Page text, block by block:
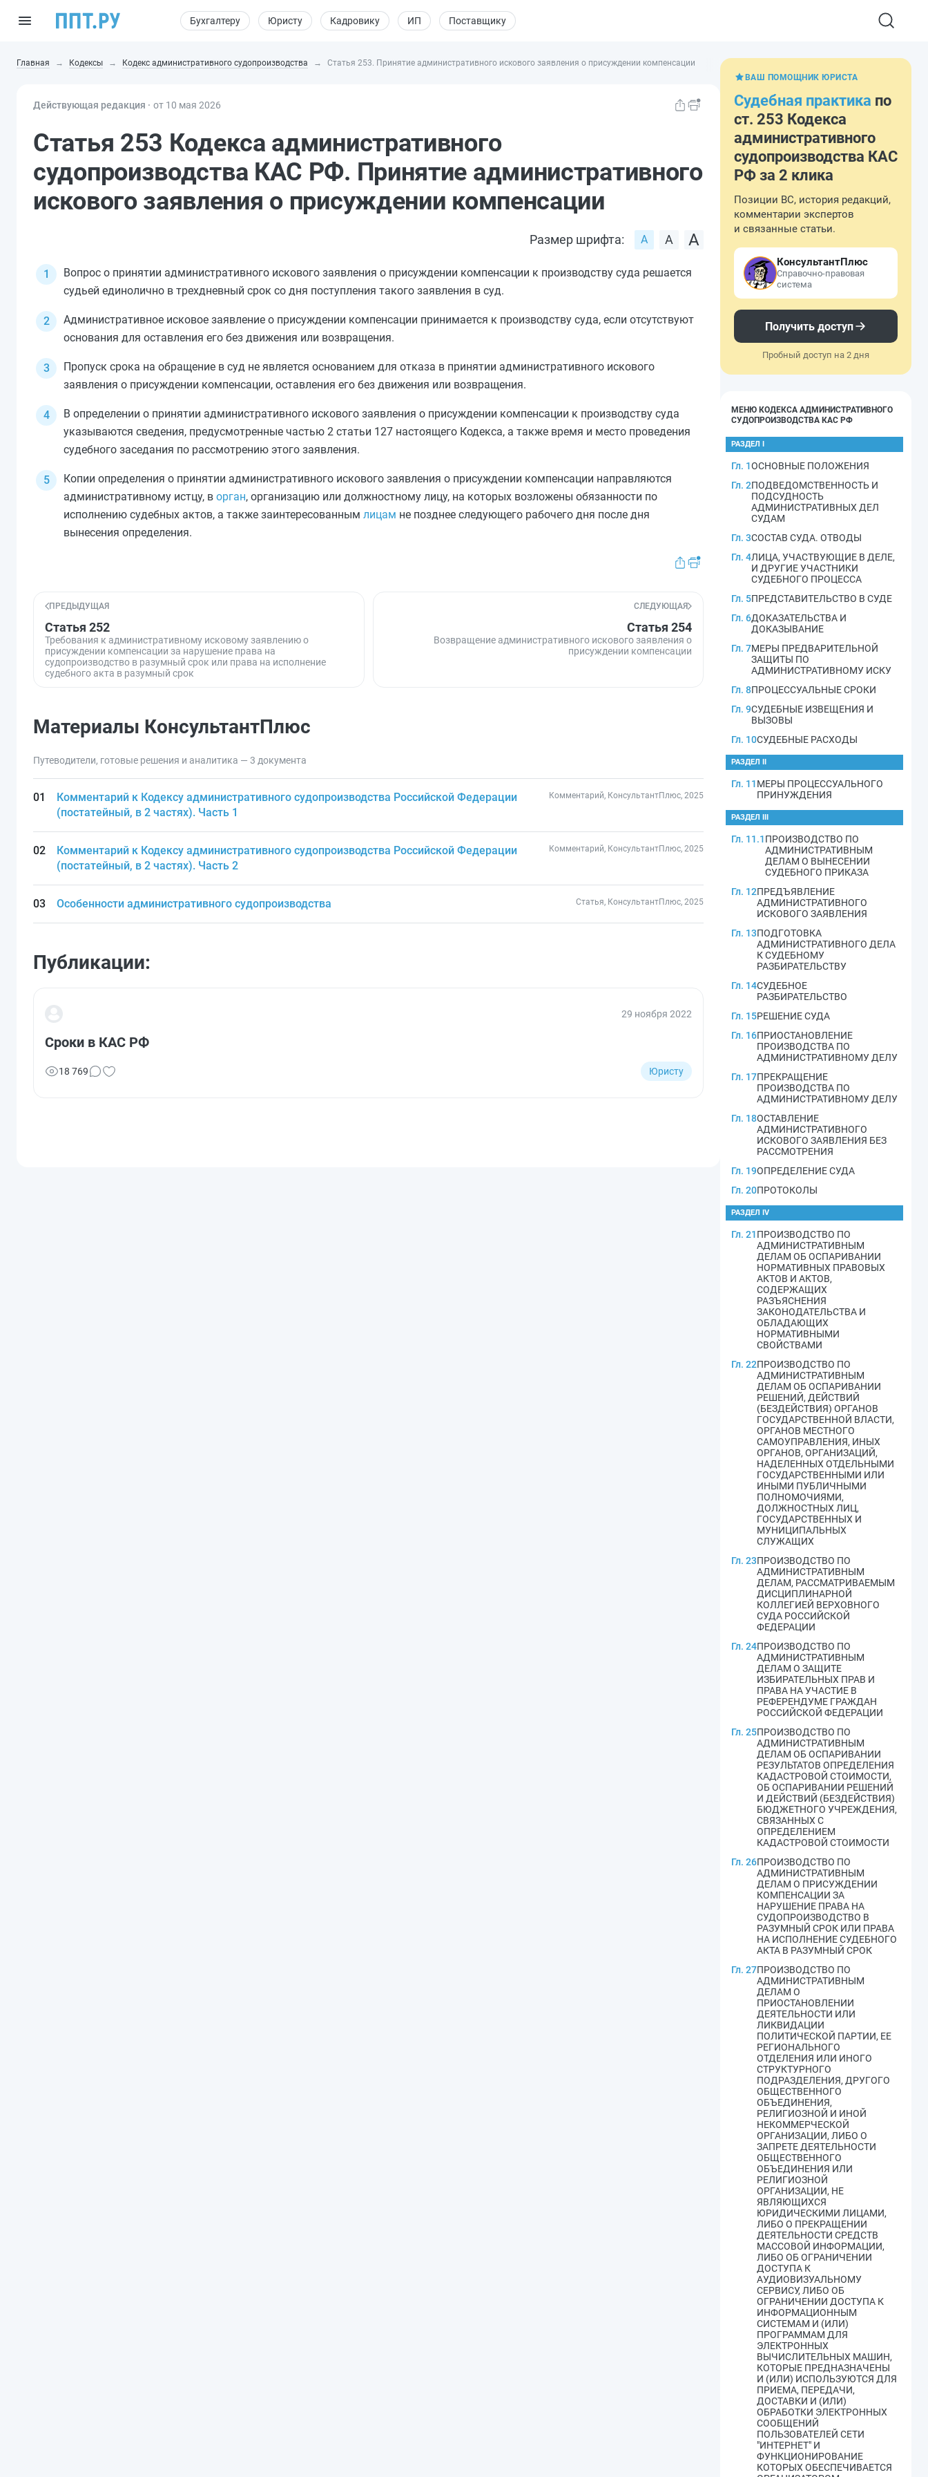
Бухгалтеру Юристу Кадровику ИП Поставщику
Главная Кодексы Кодекс административного судопроизводства Статья 253. Принятие административного искового заявления о присуждении компенсации
Действующая редакция ⸱ от 10 мая 2026
Статья 253 Кодекса административного
судопроизводства КАС РФ. Принятие административного
искового заявления о присуждении компенсации
Размер шрифта:
Вопрос о принятии административного искового заявления о присуждении компенсации к производству суда решается
судьей единолично в трехдневный срок со дня поступления такого заявления в суд.
Административное исковое заявление о присуждении компенсации принимается к производству суда, если отсутствуют
основания для оставления его без движения или возвращения.
Пропуск срока на обращение в суд не является основанием для отказа в принятии административного искового
заявления о присуждении компенсации, оставления его без движения или возвращения.
В определении о принятии административного искового заявления о присуждении компенсации к производству суда
указываются сведения, предусмотренные частью 2 статьи 127 настоящего Кодекса, а также время и место проведения
судебного заседания по рассмотрению этого заявления.
Копии определения о принятии административного искового заявления о присуждении компенсации направляются
административному истцу, в орган, организацию или должностному лицу, на которых возложены обязанности по
исполнению судебных актов, а также заинтересованным лицам не позднее следующего рабочего дня после дня
вынесения определения.
ПРЕДЫДУЩАЯ
Статья 252
Требования к административному исковому заявлению о
присуждении компенсации за нарушение права на
судопроизводство в разумный срок или права на исполнение
судебного акта в разумный срок
СЛЕДУЮЩАЯ
Статья 254
Возвращение административного искового заявления о
присуждении компенсации
Материалы КонсультантПлюс
Путеводители, готовые решения и аналитика — 3 документа
Комментарий к Кодексу административного судопроизводства Российской Федерации
(постатейный, в 2 частях). Часть 1
Комментарий, КонсультантПлюс, 2025
Комментарий к Кодексу административного судопроизводства Российской Федерации
(постатейный, в 2 частях). Часть 2
Комментарий, КонсультантПлюс, 2025
Особенности административного судопроизводства Статья, КонсультантПлюс, 2025
Публикации:
29 ноября 2022
Сроки в КАС РФ
Юристу
18 769
ВАШ ПОМОЩНИК ЮРИСТА
Судебная практика по
ст. 253 Кодекса
административного
судопроизводства КАС
РФ за 2 клика
Позиции ВС, история редакций,
комментарии экспертов
и связанные статьи.
КонсультантПлюс
Справочно-правовая
система
Получить доступ
Пробный доступ на 2 дня
МЕНЮ КОДЕКСА АДМИНИСТРАТИВНОГО
СУДОПРОИЗВОДСТВА КАС РФ
РАЗДЕЛ I
Гл. 1ОСНОВНЫЕ ПОЛОЖЕНИЯ
Гл. 2ПОДВЕДОМСТВЕННОСТЬ И
ПОДСУДНОСТЬ
АДМИНИСТРАТИВНЫХ ДЕЛ
СУДАМ
Гл. 3СОСТАВ СУДА. ОТВОДЫ
Гл. 4ЛИЦА, УЧАСТВУЮЩИЕ В ДЕЛЕ,
И ДРУГИЕ УЧАСТНИКИ
СУДЕБНОГО ПРОЦЕССА
Гл. 5ПРЕДСТАВИТЕЛЬСТВО В СУДЕ
Гл. 6ДОКАЗАТЕЛЬСТВА И
ДОКАЗЫВАНИЕ
Гл. 7МЕРЫ ПРЕДВАРИТЕЛЬНОЙ
ЗАЩИТЫ ПО
АДМИНИСТРАТИВНОМУ ИСКУ
Гл. 8ПРОЦЕССУАЛЬНЫЕ СРОКИ
Гл. 9СУДЕБНЫЕ ИЗВЕЩЕНИЯ И
ВЫЗОВЫ
Гл. 10СУДЕБНЫЕ РАСХОДЫ
РАЗДЕЛ II
Гл. 11МЕРЫ ПРОЦЕССУАЛЬНОГО
ПРИНУЖДЕНИЯ
РАЗДЕЛ III
Гл. 11.1ПРОИЗВОДСТВО ПО
АДМИНИСТРАТИВНЫМ
ДЕЛАМ О ВЫНЕСЕНИИ
СУДЕБНОГО ПРИКАЗА
Гл. 12ПРЕДЪЯВЛЕНИЕ
АДМИНИСТРАТИВНОГО
ИСКОВОГО ЗАЯВЛЕНИЯ
Гл. 13ПОДГОТОВКА
АДМИНИСТРАТИВНОГО ДЕЛА
К СУДЕБНОМУ
РАЗБИРАТЕЛЬСТВУ
Гл. 14СУДЕБНОЕ
РАЗБИРАТЕЛЬСТВО
Гл. 15РЕШЕНИЕ СУДА
Гл. 16ПРИОСТАНОВЛЕНИЕ
ПРОИЗВОДСТВА ПО
АДМИНИСТРАТИВНОМУ ДЕЛУ
Гл. 17ПРЕКРАЩЕНИЕ
ПРОИЗВОДСТВА ПО
АДМИНИСТРАТИВНОМУ ДЕЛУ
Гл. 18ОСТАВЛЕНИЕ
АДМИНИСТРАТИВНОГО
ИСКОВОГО ЗАЯВЛЕНИЯ БЕЗ
РАССМОТРЕНИЯ
Гл. 19ОПРЕДЕЛЕНИЕ СУДА
Гл. 20ПРОТОКОЛЫ
РАЗДЕЛ IV
Гл. 21ПРОИЗВОДСТВО ПО
АДМИНИСТРАТИВНЫМ
ДЕЛАМ ОБ ОСПАРИВАНИИ
НОРМАТИВНЫХ ПРАВОВЫХ
АКТОВ И АКТОВ,
СОДЕРЖАЩИХ
РАЗЪЯСНЕНИЯ
ЗАКОНОДАТЕЛЬСТВА И
ОБЛАДАЮЩИХ
НОРМАТИВНЫМИ
СВОЙСТВАМИ
Гл. 22ПРОИЗВОДСТВО ПО
АДМИНИСТРАТИВНЫМ
ДЕЛАМ ОБ ОСПАРИВАНИИ
РЕШЕНИЙ, ДЕЙСТВИЙ
(БЕЗДЕЙСТВИЯ) ОРГАНОВ
ГОСУДАРСТВЕННОЙ ВЛАСТИ,
ОРГАНОВ МЕСТНОГО
САМОУПРАВЛЕНИЯ, ИНЫХ
ОРГАНОВ, ОРГАНИЗАЦИЙ,
НАДЕЛЕННЫХ ОТДЕЛЬНЫМИ
ГОСУДАРСТВЕННЫМИ ИЛИ
ИНЫМИ ПУБЛИЧНЫМИ
ПОЛНОМОЧИЯМИ,
ДОЛЖНОСТНЫХ ЛИЦ,
ГОСУДАРСТВЕННЫХ И
МУНИЦИПАЛЬНЫХ
СЛУЖАЩИХ
Гл. 23ПРОИЗВОДСТВО ПО
АДМИНИСТРАТИВНЫМ
ДЕЛАМ, РАССМАТРИВАЕМЫМ
ДИСЦИПЛИНАРНОЙ
КОЛЛЕГИЕЙ ВЕРХОВНОГО
СУДА РОССИЙСКОЙ
ФЕДЕРАЦИИ
Гл. 24ПРОИЗВОДСТВО ПО
АДМИНИСТРАТИВНЫМ
ДЕЛАМ О ЗАЩИТЕ
ИЗБИРАТЕЛЬНЫХ ПРАВ И
ПРАВА НА УЧАСТИЕ В
РЕФЕРЕНДУМЕ ГРАЖДАН
РОССИЙСКОЙ ФЕДЕРАЦИИ
Гл. 25ПРОИЗВОДСТВО ПО
АДМИНИСТРАТИВНЫМ
ДЕЛАМ ОБ ОСПАРИВАНИИ
РЕЗУЛЬТАТОВ ОПРЕДЕЛЕНИЯ
КАДАСТРОВОЙ СТОИМОСТИ,
ОБ ОСПАРИВАНИИ РЕШЕНИЙ
И ДЕЙСТВИЙ (БЕЗДЕЙСТВИЯ)
БЮДЖЕТНОГО УЧРЕЖДЕНИЯ,
СВЯЗАННЫХ С
ОПРЕДЕЛЕНИЕМ
КАДАСТРОВОЙ СТОИМОСТИ
Гл. 26ПРОИЗВОДСТВО ПО
АДМИНИСТРАТИВНЫМ
ДЕЛАМ О ПРИСУЖДЕНИИ
КОМПЕНСАЦИИ ЗА
НАРУШЕНИЕ ПРАВА НА
СУДОПРОИЗВОДСТВО В
РАЗУМНЫЙ СРОК ИЛИ ПРАВА
НА ИСПОЛНЕНИЕ СУДЕБНОГО
АКТА В РАЗУМНЫЙ СРОК
Гл. 27ПРОИЗВОДСТВО ПО
АДМИНИСТРАТИВНЫМ
ДЕЛАМ О
ПРИОСТАНОВЛЕНИИ
ДЕЯТЕЛЬНОСТИ ИЛИ
ЛИКВИДАЦИИ
ПОЛИТИЧЕСКОЙ ПАРТИИ, ЕЕ
РЕГИОНАЛЬНОГО
ОТДЕЛЕНИЯ ИЛИ ИНОГО
СТРУКТУРНОГО
ПОДРАЗДЕЛЕНИЯ, ДРУГОГО
ОБЩЕСТВЕННОГО
ОБЪЕДИНЕНИЯ,
РЕЛИГИОЗНОЙ И ИНОЙ
НЕКОММЕРЧЕСКОЙ
ОРГАНИЗАЦИИ, ЛИБО О
ЗАПРЕТЕ ДЕЯТЕЛЬНОСТИ
ОБЩЕСТВЕННОГО
ОБЪЕДИНЕНИЯ ИЛИ
РЕЛИГИОЗНОЙ
ОРГАНИЗАЦИИ, НЕ
ЯВЛЯЮЩИХСЯ
ЮРИДИЧЕСКИМИ ЛИЦАМИ,
ЛИБО О ПРЕКРАЩЕНИИ
ДЕЯТЕЛЬНОСТИ СРЕДСТВ
МАССОВОЙ ИНФОРМАЦИИ,
ЛИБО ОБ ОГРАНИЧЕНИИ
ДОСТУПА К
АУДИОВИЗУАЛЬНОМУ
СЕРВИСУ, ЛИБО ОБ
ОГРАНИЧЕНИИ ДОСТУПА К
ИНФОРМАЦИОННЫМ
СИСТЕМАМ И (ИЛИ)
ПРОГРАММАМ ДЛЯ
ЭЛЕКТРОННЫХ
ВЫЧИСЛИТЕЛЬНЫХ МАШИН,
КОТОРЫЕ ПРЕДНАЗНАЧЕНЫ
И (ИЛИ) ИСПОЛЬЗУЮТСЯ ДЛЯ
ПРИЕМА, ПЕРЕДАЧИ,
ДОСТАВКИ И (ИЛИ)
ОБРАБОТКИ ЭЛЕКТРОННЫХ
СООБЩЕНИЙ
ПОЛЬЗОВАТЕЛЕЙ СЕТИ
"ИНТЕРНЕТ" И
ФУНКЦИОНИРОВАНИЕ
КОТОРЫХ ОБЕСПЕЧИВАЕТСЯ